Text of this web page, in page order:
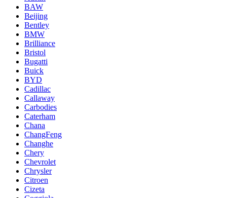
BAW
Beijing
Bentley
BMW
Brilliance
Bristol
Bugatti
Buick
BYD
Cadillac
Callaway
Carbodies
Caterham
Chana
ChangFeng
Changhe
Chery
Chevrolet
Chrysler
Citroen
Cizeta